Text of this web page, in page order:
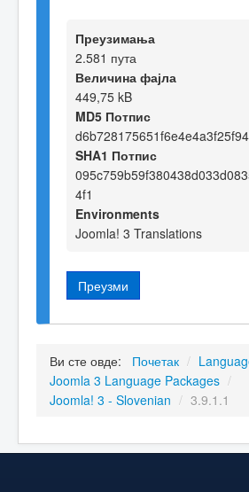
Преузимања
2.581 пута
Величина фајла
449,75 kB
MD5 Потпис
SHA1 Потпис
4f1
Environments
Joomla! 3 Translations
Преузми
Ви сте овде: Почетак /
Joomla 3 Language Packages /
Joomla! 3 - Slovenian / 3.9.1.1